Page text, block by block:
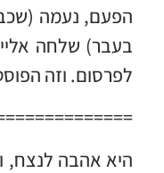
הפעם, נעמה
בעבר) שלחה
לפרסום. וזה
היא אהבה לנצח,